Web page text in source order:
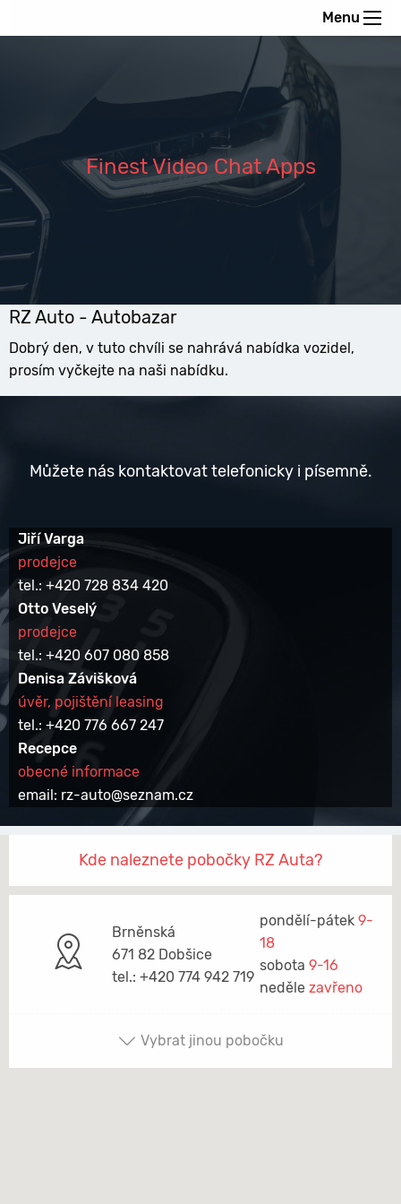
Menu
Finest Video Chat Apps
RZ Auto - Autobazar
Dobrý den, v tuto chvíli se nahrává nabídka vozidel,
prosím vyčkejte na naši nabídku.
Můžete nás kontaktovat telefonicky i písemně.
Jiří Varga
prodejce
tel.: +420 728 834 420
Otto Veselý
prodejce
tel.: +420 607 080 858
Denisa Závišková
úvěr, pojištění leasing
tel.: +420 776 667 247
Recepce
obecné informace
email: rz-auto@seznam.cz
Kde naleznete pobočky RZ Auta?
Brněnská
671 82 Dobšice
tel.: +420 774 942 719
pondělí-pátek 9-
18
sobota 9-16
neděle zavřeno
Vybrat jinou pobočku